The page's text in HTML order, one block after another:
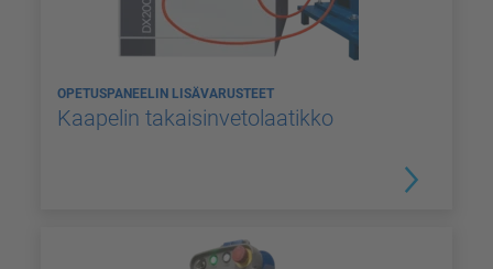
OPETUSPANEELIN LISÄVARUSTEET
Kaapelin takaisinvetolaatikko